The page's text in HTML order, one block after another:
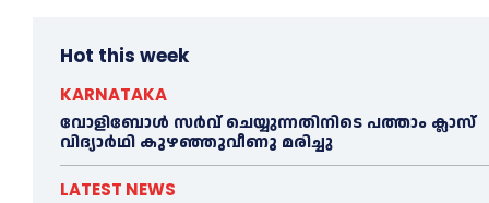
Hot this week
KARNATAKA
വോളിബോൾ സർവ് ചെയ്യുന്നതിനിടെ പത്താം ക്ലാസ്
വിദ്യാർഥി കുഴഞ്ഞുവീണു മരിച്ചു
LATEST NEWS